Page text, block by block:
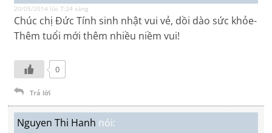
20/05/2014 lúc 7:24 sáng
Chúc chị Đức Tính sinh nhật vui vẻ, dồi dào sức khỏe-
Thêm tuổi mới thêm nhiều niềm vui!
0
Trả lời
Nguyen Thi Hanh nói: